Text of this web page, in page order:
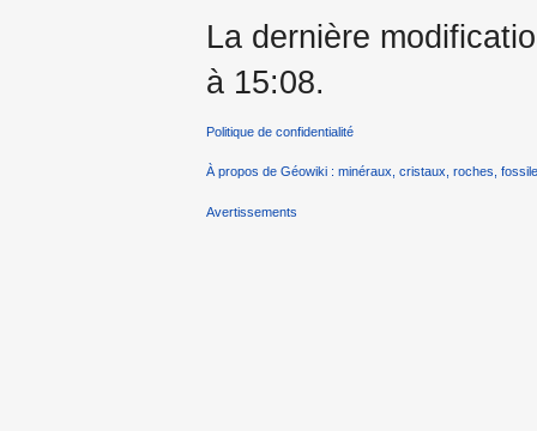
La dernière
à 15:08.
Politique de confidentialité
À propos de Géowiki : minéraux, cristaux, roches,
Avertissements